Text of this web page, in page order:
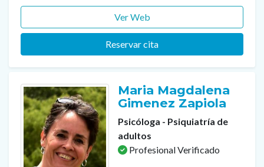
Ver Web
Reservar cita
Maria Magdalena
Gimenez Zapiola
Psicóloga - Psiquiatría de
adultos
Profesional Verificado